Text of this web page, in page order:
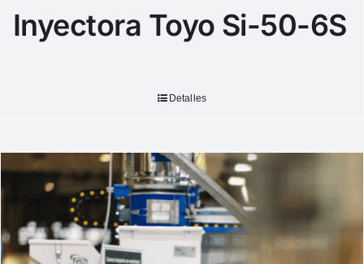
Inyectora Toyo Si-50-6S
Detalles